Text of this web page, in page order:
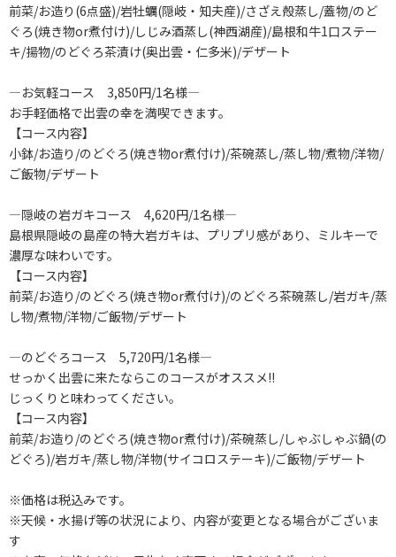
前菜/お造り(6点盛)/岩牡蠣(隠岐・知夫産)/さざえ殻蒸し/蓋物/のど
ぐろ(焼き物or煮付け)/しじみ酒蒸し(神西湖産)/島根和牛1口ステー
キ/揚物/のどぐろ茶漬け(奥出雲・仁多米)/デザート
―お気軽コース 3,850円/1名様―
お手軽価格で出雲の幸を満喫できます。
【コース内容】
小鉢/お造り/のどぐろ(焼き物or煮付け)/茶碗蒸し/蒸し物/煮物/洋物/
ご飯物/デザート
―隠岐の岩ガキコース 4,620円/1名様―
島根県隠岐の島産の特大岩ガキは、プリプリ感があり、ミルキーで
濃厚な味わいです。
【コース内容】
前菜/お造り/のどぐろ(焼き物or煮付け)/のどぐろ茶碗蒸し/岩ガキ/蒸
し物/煮物/洋物/ご飯物/デザート
―のどぐろコース 5,720円/1名様―
せっかく出雲に来たならこのコースがオススメ!!
じっくりと味わってください。
【コース内容】
前菜/お造り/のどぐろ(焼き物or煮付け)/茶碗蒸し/しゃぶしゃぶ鍋(の
どぐろ)/岩ガキ/蒸し物/洋物(サイコロステーキ)/ご飯物/デザート
※価格は税込みです。
※天候・水揚げ等の状況により、内容が変更となる場合がございま
す